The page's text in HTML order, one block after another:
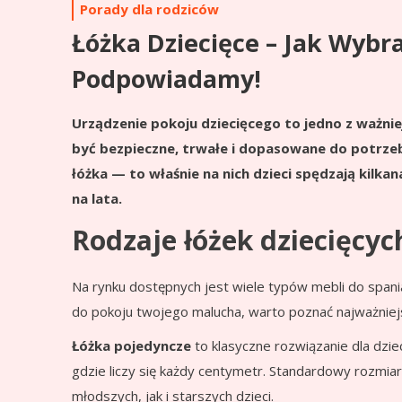
Porady dla rodziców
Łóżka Dziecięce – Jak
Podpowiadamy!
Urządzenie pokoju dziecięcego to jedno z
być bezpieczne, trwałe i dopasowane do
łóżka — to właśnie na nich dzieci spędzają
na lata.
Rodzaje łóżek
Na rynku dostępnych jest wiele typów mebli do
do pokoju twojego malucha, warto poznać
Łóżka pojedyncze to klasyczne rozwiązanie dla
gdzie liczy się każdy centymetr. Standardowy
młodszych, jak i starszych dzieci.